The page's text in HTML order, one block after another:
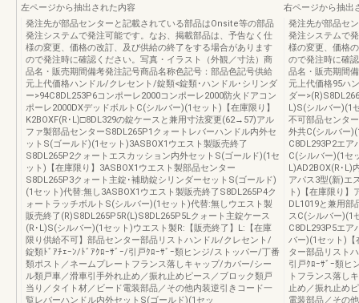
左ページから抽出された内容
発注先が部品センターと記載されている部品はOnsite等の部品
発注システムで発注可能です。なお、掲載部品は、予告なく仕
様の変更、価格の改訂、及び供給の終了をする場合があります
ので発注時に確認ください。写真・イラスト（外観／寸法）商
品名・販売期間備考発注記号商品名称色記号：部品色記号供給
元上代価格ハンドル/クレセント/錠類<錠類･ハンドル･シリンダ
ー>94C8DL253P6コンポーレ2000コンポーレ2000防火ドアコン
ポーレ2000DXデッドボルトC(シルバー)(1セット)【在庫限り】
K2BOXF(R･L)□8DL329の錠ケースと兼用寸法変更(62→57)アル
ファ製部品センターS8DL265P1クォートレバーハンドル内外セ
ットS(ゴールド)(1セット)3ASBOX1ウエスト製販売終了
S8DL265P2クォートエスカッション内外セットS(ゴールド)(1セ
ット)【在庫限り】3ASBOX1ウエスト製部品センター
S8DL265P3クォート主錠･補助錠シリンダーセットS(ゴールド)
(1セット)代替:無し3ASBOX1ウエスト製販売終了S8DL265P4ク
ォートラッチボルトS(シルバー)(1セット)代替:無しウエスト製
販売終了(R)S8DL265P5R(L)S8DL265P5Lクォート主錠ケース
(R･L)S(シルバー)(1セット)ウエスト製R:【販売終了】L:【在庫
限り供給不可】部品センター部品リストハンドル/クレセント/
錠類ﾄﾞｱﾁｪｰﾝ/ﾄﾞｱｸﾛｰｻﾞｰ/引戸ｸﾛｰｻﾞｰ類ヒンジ/ストッパー/丁番
類ポスト／ネームプレートフランス落しキャップ/カバー/シー
ル類戸車／滑車引手外れ止め／振れ止めピース／ブロック類戸
当り／タイト材／ビード電装部品／その他内装逆引きコード一
覧レバーハンドル内外セットS(ゴールド)(1セッ
右ページから抽出
発注先が部品セ
発注システムで
様の変更、価格
ので発注時に確
品名・販売期間
元上代価格95ハ
ダー
L)S(シルバー)(1
不可部品センタ
外共C(シルバー
C8DL293P2エア
C(シルバー)(1セ
L)AD2BOX(R･L)
アパス3型(新)エ
ト)【在庫限り】
DL1019と兼用部
スC(シルバー)(1
C8DL293P5エア
バー)(1セット)【
ター部品リスト
引戸ｸﾛｰｻﾞｰ類ヒ
トフランス落し
止め／振れ止め
電装部品／その